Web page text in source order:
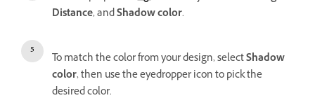
Distance, andShadow color.
To match the color from your design, selectShadow
color, then use the eyedropper icon to pick the
desired color.